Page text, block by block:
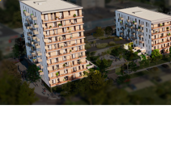
Novinky
Postup koupě a financování
LOKALITA
CENÍK
Byty